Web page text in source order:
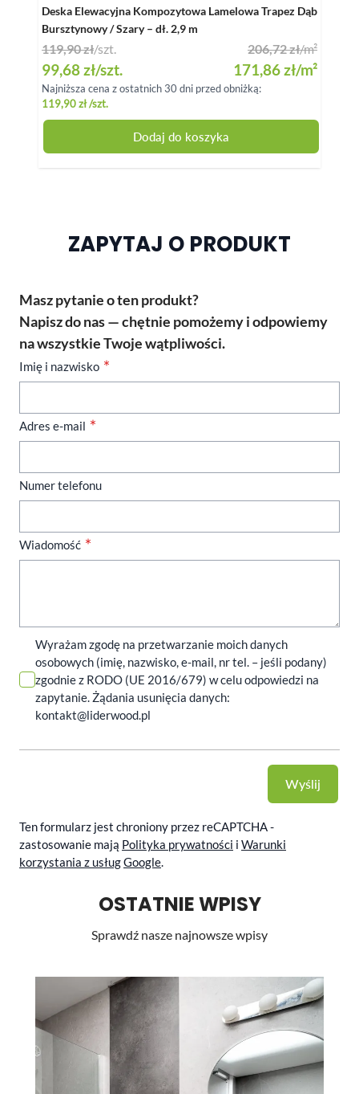
Deska Elewacyjna Kompozytowa Lamelowa Trapez Dąb
Bursztynowy / Szary – dł. 2,9 m
119,90 zł/szt.
Special Price
99,68 zł/szt.
206,72 zł/m²
171,86 zł/m²
Najniższa cena z ostatnich 30 dni przed obniżką:
119,90 zł/szt.
Dodaj do koszyka
ZAPYTAJ O PRODUKT
Masz pytanie o ten produkt?
Napisz do nas — chętnie pomożemy i odpowiemy
na wszystkie Twoje wątpliwości.
Imię i nazwisko
Adres e-mail
Numer telefonu
Wiadomość
Wyrażam zgodę na przetwarzanie moich danych
osobowych (imię, nazwisko, e-mail, nr tel. – jeśli podany)
zgodnie z RODO (UE 2016/679) w celu odpowiedzi na
zapytanie. Żądania usunięcia danych:
kontakt@liderwood.pl
Wyślij
Ten formularz jest chroniony przez reCAPTCHA -
zastosowanie mają Polityka prywatności i Warunki
korzystania z usługGoogle
OSTATNIE WPISY
Sprawdź nasze najnowsze wpisy